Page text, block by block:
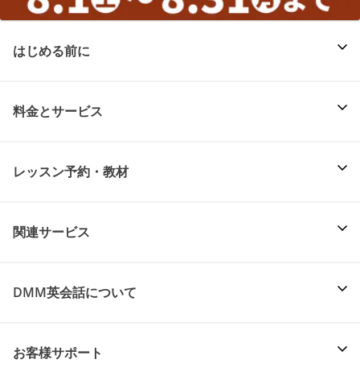
はじめる前に
料金とサービス
レッスン予約・教材
関連サービス
DMM英会話について
お客様サポート